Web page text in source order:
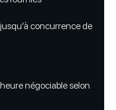
concurrence de
négociable selon